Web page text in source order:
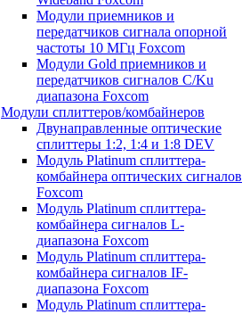
Модули приемников и
передатчиков сигнала опорной
частоты 10 МГц Foxcom
Модули Gold приемников и
передатчиков сигналов C/Ku
диапазона Foxcom
Модули сплиттеров/комбайнеров
Двунаправленные оптические
сплиттеры 1:2, 1:4 и 1:8 DEV
Модуль Platinum cплиттера-
комбайнера оптических сигналов
Foxcom
Модуль Platinum сплиттера-
комбайнера сигналов L-
диапазона Foxcom
Модуль Platinum сплиттера-
комбайнера сигналов IF-
диапазона Foxcom
Модуль Platinum сплиттера-